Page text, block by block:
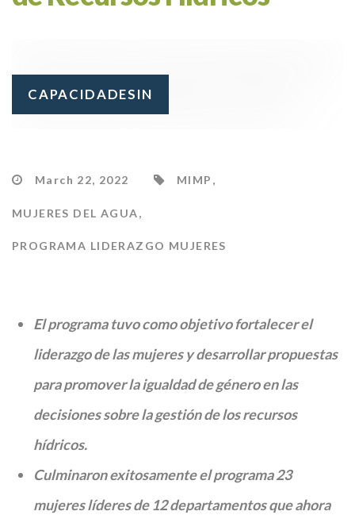
CAPACIDADESIN
March 22, 2022 MIMP ,
MUJERES DEL AGUA,
PROGRAMA LIDERAZGO MUJERES
El programa tuvo como objetivo fortalecer el
liderazgo de las mujeres y desarrollar propuestas
para promover la igualdad de género en las
decisiones sobre la gestión de los recursos
hídricos.
Culminaron exitosamente el programa 23
mujeres líderes de 12 departamentos que ahora